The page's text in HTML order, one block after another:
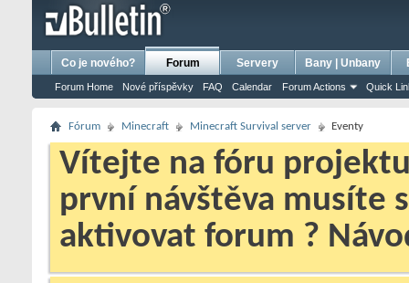
Co je nového? Forum
Forum Home Nové příspěvky FAQ Calendar Forum Actions Quick
Servery Bany | Unbany
Fórum Minecraft Minecraft Survival server Eventy
Vítejte na fóru projektu
první návštěva musíte
aktivovat forum ?